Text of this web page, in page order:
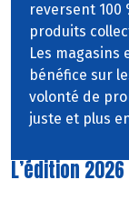
reversent 100
produits
Les magasins
bénéfice sur
volonté de
juste et plus
L’édition